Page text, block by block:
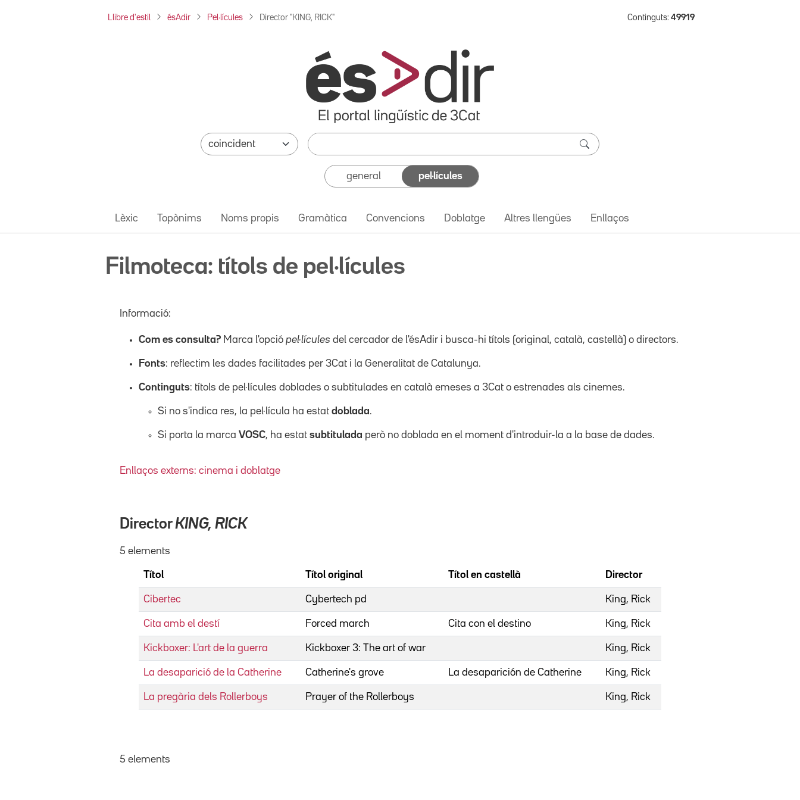
Llibre d'estil ésAdir Pel·lícules Director "KING, RICK" Continguts: 49919
general pel·lícules
Lèxic Topònims Noms propis Gramàtica Convencions Doblatge Altres llengües Enllaços
Filmoteca: títols de pel·lícules
Informació:
Com es consulta? Marca l'opció pel·lícules del cercador de l'ésAdir i busca-hi títols (original, català, castellà) o directors.
Fonts: reflectim les dades facilitades per 3Cat i la Generalitat de Catalunya.
Continguts: títols de pel·lícules doblades o subtitulades en català emeses a 3Cat o estrenades als cinemes.
Si no s'indica res, la pel·lícula ha estat doblada.
Si porta la marca VOSC, ha estat subtitulada però no doblada en el moment d'introduir-la a la base de dades.
Enllaços externs: cinema i doblatge
Director KING, RICK
5 elements
Títol Títol original Títol en castellà Director
Cibertec Cybertech pd King, Rick
Cita amb el destí Forced march Cita con el destino King, Rick
Kickboxer: L'art de la guerra Kickboxer 3: The art of war King, Rick
La desaparició de la Catherine Catherine's grove La desaparición de Catherine King, Rick
La pregària dels Rollerboys Prayer of the Rollerboys King, Rick
5 elements